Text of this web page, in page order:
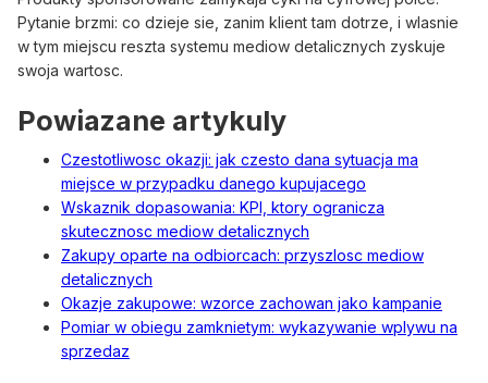
Pytanie brzmi: co dzieje sie, zanim klient tam dotrze, i wlasnie
w tym miejscu reszta systemu mediow detalicznych zyskuje
swoja wartosc.
Powiazane artykuly
Czestotliwosc okazji: jak czesto dana sytuacja ma
miejsce w przypadku danego kupujacego
Wskaznik dopasowania: KPI, ktory ogranicza
skutecznosc mediow detalicznych
Zakupy oparte na odbiorcach: przyszlosc mediow
detalicznych
Okazje zakupowe: wzorce zachowan jako kampanie
Pomiar w obiegu zamknietym: wykazywanie wplywu na
sprzedaz